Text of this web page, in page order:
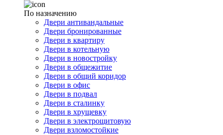
По назначению
Двери антивандальные
Двери бронированные
Двери в квартиру
Двери в котельную
Двери в новостройку
Двери в общежитие
Двери в общий коридор
Двери в офис
Двери в подвал
Двери в сталинку
Двери в хрущевку
Двери в электрощитовую
Двери взломостойкие